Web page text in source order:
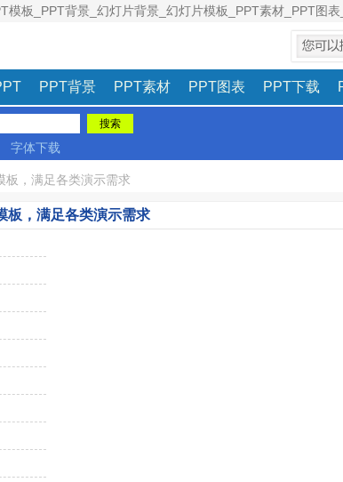
板_PPT背景_幻灯片背景_幻灯片模板_PPT素材_PPT图
PPT背景 PPT素材 PPT图表 PPT下载
字体下载
板，满足各类演示需求
板，满足各类演示需求